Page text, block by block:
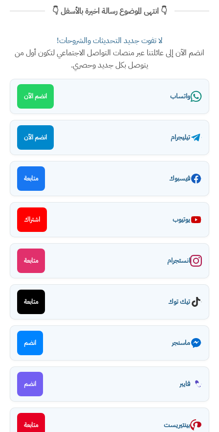
👇 انتهى الموضوع رسالة اخيرة بالأسفل 👇
لا تفوت جديد التحديثات والشروحات!
انضم الآن إلى عائلتنا عبر منصات التواصل الاجتماعي لتكون أول من
يتوصل بكل جديد وحصري.
واتساب انضم الآن
تيليجرام انضم الآن
فيسبوك متابعة
يوتيوب اشتراك
انستجرام متابعة
تيك توك متابعة
ماسنجر انضم
فايبر انضم
بينتيريست متابعة